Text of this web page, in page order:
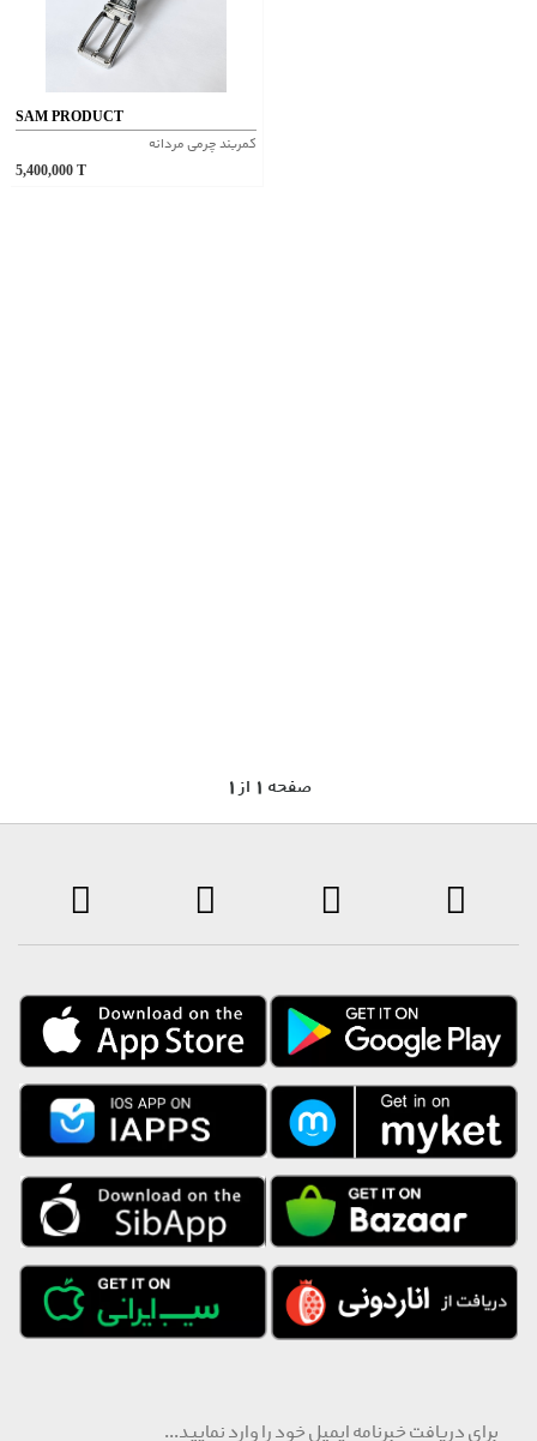
SAM PRODUCT
کمربند چرمی مردانه
5,400,000
1 صفحه 1 از